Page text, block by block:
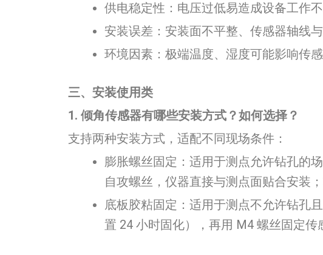
供电稳定性：电压过低易造成设备工作
安装误差：安装面不平整、传感器轴线
环境因素：极端温度、湿度可能影响传
三、安装使用类
1. 倾角传感器有哪些安装方式？如何选择？
支持两种安装方式，适配不同现场条件：
膨胀螺丝固定：适用于测点允许钻孔的
自攻螺丝，仪器直接与测点面贴合安装
底板胶粘固定：适用于测点不允许钻孔
置 24 小时固化），再用 M4 螺丝固定传